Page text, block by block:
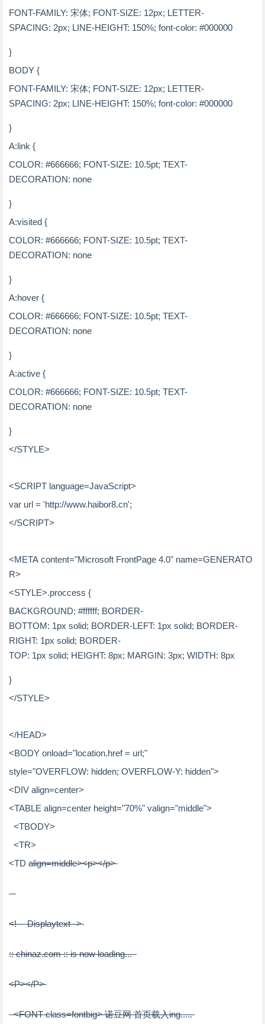
FONT-FAMILY: 宋体; FONT-SIZE: 12px; LETTER-
SPACING: 2px; LINE-HEIGHT: 150%; font-color: #000000
}
BODY {
FONT-FAMILY: 宋体; FONT-SIZE: 12px; LETTER-
SPACING: 2px; LINE-HEIGHT: 150%; font-color: #000000
}
A:link {
COLOR: #666666; FONT-SIZE: 10.5pt; TEXT-
DECORATION: none
}
A:visited {
COLOR: #666666; FONT-SIZE: 10.5pt; TEXT-
DECORATION: none
}
A:hover {
COLOR: #666666; FONT-SIZE: 10.5pt; TEXT-
DECORATION: none
}
A:active {
COLOR: #666666; FONT-SIZE: 10.5pt; TEXT-
DECORATION: none
}
</STYLE>
<SCRIPT language=JavaScript>
var url = 'http://www.haibor8.cn';
</SCRIPT>
<META content="Microsoft FrontPage 4.0" name=GENERATO
R>
<STYLE>.proccess {
BACKGROUND: #ffffff; BORDER-
BOTTOM: 1px solid; BORDER-LEFT: 1px solid; BORDER-
RIGHT: 1px solid; BORDER-
TOP: 1px solid; HEIGHT: 8px; MARGIN: 3px; WIDTH: 8px
}
</STYLE>
</HEAD>
<BODY onload="location.href = url;"
style="OVERFLOW: hidden; OVERFLOW-Y: hidden">
<DIV align=center>
<TABLE align=center height="70%" valign="middle">
<TBODY>
<TR>
<TD align=middle><p></p>
<!-- Displaytext-->
:: chinaz.com :: is now loading...
<P></P>
<FONT class=fontbig>诺豆网 首页载入ing.....